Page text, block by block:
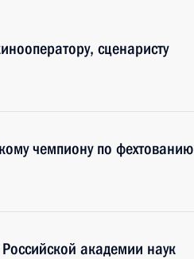
сценаристу
чемпиону по фехтованию
академии наук